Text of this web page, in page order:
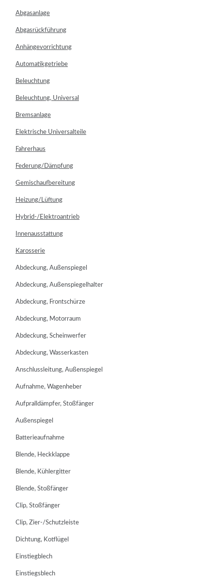
Abgasanlage
Abgasrückführung
Anhängevorrichtung
Automatikgetriebe
Beleuchtung
Beleuchtung, Universal
Bremsanlage
Elektrische Universalteile
Fahrerhaus
Federung/Dämpfung
Gemischaufbereitung
Heizung/Lüftung
Hybrid-/Elektroantrieb
Innenausstattung
Karosserie
Abdeckung, Außenspiegel
Abdeckung, Außenspiegelhalter
Abdeckung, Frontschürze
Abdeckung, Motorraum
Abdeckung, Scheinwerfer
Abdeckung, Wasserkasten
Anschlussleitung, Außenspiegel
Aufnahme, Wagenheber
Aufpralldämpfer, Stoßfänger
Außenspiegel
Batterieaufnahme
Blende, Heckklappe
Blende, Kühlergitter
Blende, Stoßfänger
Clip, Stoßfänger
Clip, Zier-/Schutzleiste
Dichtung, Kotflügel
Einstiegblech
Einstiegsblech